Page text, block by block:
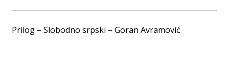
Prilog – Slobodno srpski – Goran Avramović